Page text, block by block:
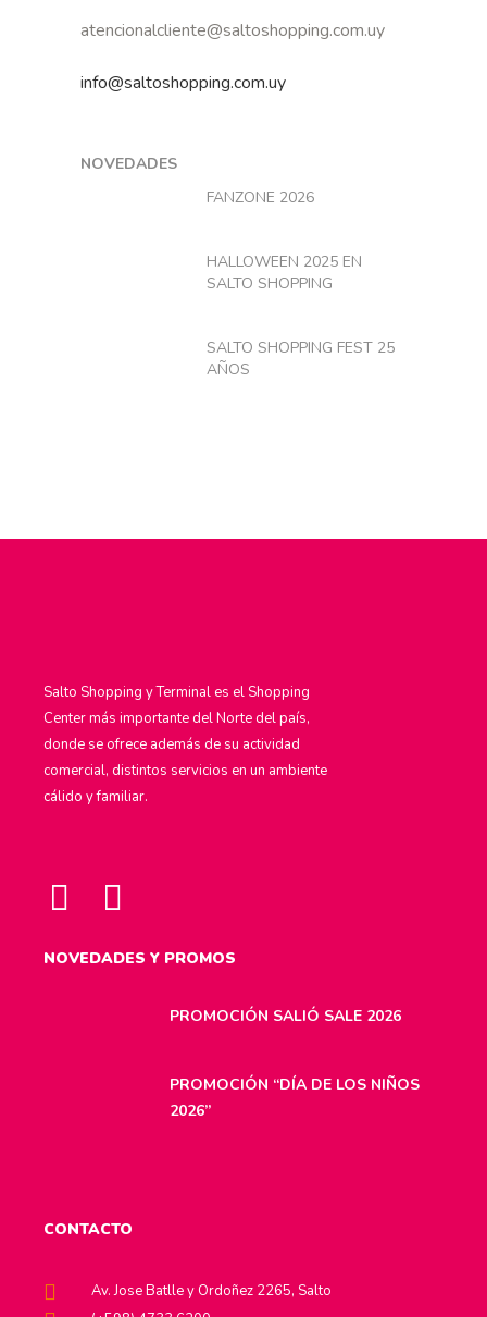
atencionalcliente@saltoshopping.com.uy
info@saltoshopping.com.uy
NOVEDADES
FANZONE 2026
HALLOWEEN 2025 EN
SALTO SHOPPING
SALTO SHOPPING FEST 25
AÑOS
Salto Shopping y Terminal es el Shopping
Center más importante del Norte del país,
donde se ofrece además de su actividad
comercial, distintos servicios en un ambiente
cálido y familiar.
NOVEDADES Y PROMOS
PROMOCIÓN SALIÓ SALE 2026
PROMOCIÓN “DÍA DE LOS NIÑOS
2026”
CONTACTO
Av. Jose Batlle y Ordoñez 2265, Salto